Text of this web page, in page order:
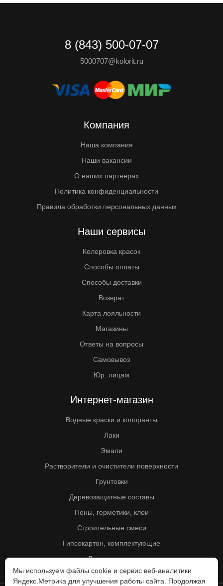
8 (843) 500-07-07
5000707@kolorit.ru
Компания
Наша компания
Наши вакансии
О наших партнерах
Политика конфиденциальности
Правила обработки персональных данных
Наши сервисы
Колеровка красок
Способы оплаты
Способы доставки
Возврат
Карта лояльности
Магазины
Ответы на вопросы
Самовывоз
Юр. лицам
Интернет-магазин
Водные краски и колоранты
Лаки
Эмали
Растворители и очистители поверхности
Грунтовки
Деревозащитные составы
Пены, герметики, клеи
Строительные смеси
Гипсокартон, комплектующие
Другие товары
Мы используем файлы cookie и сервис веб-аналитики
Яндекс.Метрика для улучшения работы сайта. Продолжая